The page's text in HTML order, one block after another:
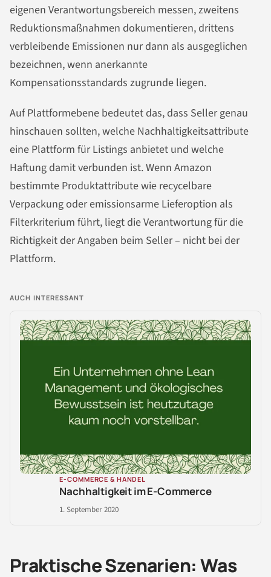
eigenen Verantwortungsbereich messen, zweitens
Reduktionsmaßnahmen dokumentieren, drittens
verbleibende Emissionen nur dann als ausgeglichen
bezeichnen, wenn anerkannte
Kompensationsstandards zugrunde liegen.
Auf Plattformebene bedeutet das, dass Seller genau
hinschauen sollten, welche Nachhaltigkeitsattribute
eine Plattform für Listings anbietet und welche
Haftung damit verbunden ist. Wenn Amazon
bestimmte Produktattribute wie recycelbare
Verpackung oder emissionsarme Lieferoption als
Filterkriterium führt, liegt die Verantwortung für die
Richtigkeit der Angaben beim Seller – nicht bei der
Plattform.
AUCH INTERESSANT
E-COMMERCE & HANDEL
Nachhaltigkeit im E-Commerce
1. September 2020
Praktische Szenarien: Was